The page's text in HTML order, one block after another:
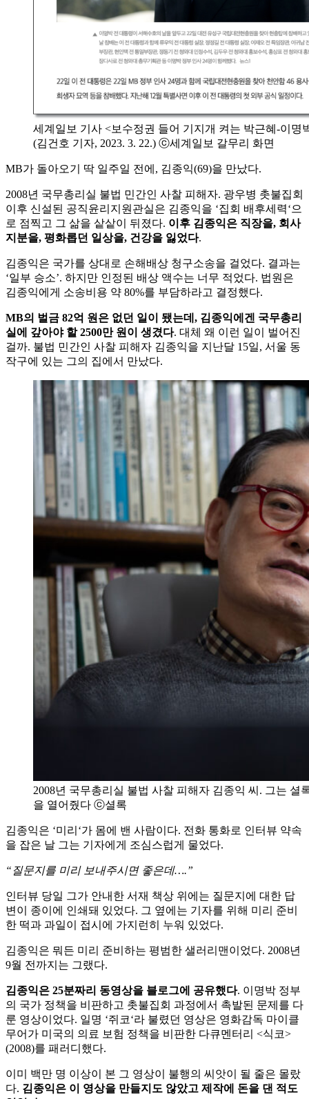
세계일보 기사 <보수정권 들어 기지개 켜는 박근혜-이명
(김건호 기자, 2023. 3. 22.) ⓒ세계일보 갈무리 화면
MB가 돌아오기 딱 일주일 전에, 김종익(69)을 만났다.
2008년 국무총리실 불법 민간인 사찰 피해자. 광우병 촛불집회
이후 신설된 공직윤리지원관실은 김종익을 ‘집회 배후세력‘으
로 점찍고 그 삶을 샅샅이 뒤졌다. 이후 김종익은 직장을, 회사
지분을, 평화롭던 일상을, 건강을 잃었다.
김종익은 국가를 상대로 손해배상 청구소송을 걸었다. 결과는
‘일부 승소’. 하지만 인정된 배상 액수는 너무 적었다. 법원은
김종익에게 소송비용 약 80%를 부담하라고 결정했다.
MB의 벌금 82억 원은 없던 일이 됐는데, 김종익에겐 국무총리
실에 갚아야 할 2500만 원이 생겼다. 대체 왜 이런 일이 벌어진
걸까. 불법 민간인 사찰 피해자 김종익을 지난달 15일, 서울 동
작구에 있는 그의 집에서 만났다.
2008년 국무총리실 불법 사찰 피해자 김종익 씨. 그는
을 열어줬다 ⓒ셜록
김종익은 ‘미리‘가 몸에 밴 사람이다. 전화 통화로 인터뷰 약속
을 잡은 날 그는 기자에게 조심스럽게 물었다.
“질문지를 미리 보내주시면 좋은데….”
인터뷰 당일 그가 안내한 서재 책상 위에는 질문지에 대한 답
변이 종이에 인쇄돼 있었다. 그 옆에는 기자를 위해 미리 준비
한 떡과 과일이 접시에 가지런히 누워 있었다.
김종익은 뭐든 미리 준비하는 평범한 샐러리맨이었다. 2008년
9월 전까지는 그랬다.
김종익은 25분짜리 동영상을 블로그에 공유했다. 이명박 정부
의 국가 정책을 비판하고 촛불집회 과정에서 촉발된 문제를 다
룬 영상이었다. 일명 ‘쥐코‘라 불렸던 영상은 영화감독 마이클
무어가 미국의 의료 보험 정책을 비판한 다큐멘터리 <식코>
(2008)를 패러디했다.
이미 백만 명 이상이 본 그 영상이 불행의 씨앗이 될 줄은 몰랐
다. 김종익은 이 영상을 만들지도 않았고 제작에 돈을 댄 적도